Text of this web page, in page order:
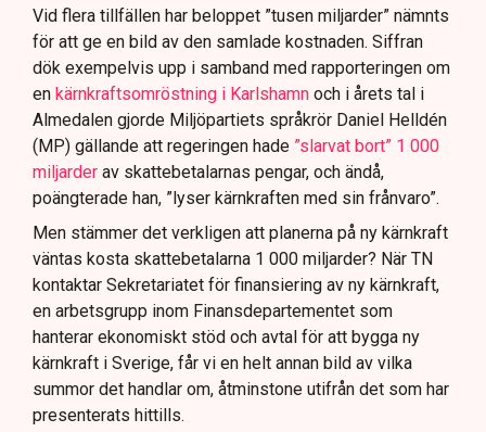
Vid flera tillfällen har beloppet ”tusen miljarder” nämnts
för att ge en bild av den samlade kostnaden. Siffran
dök exempelvis upp i samband med rapporteringen om
en kärnkraftsomröstning i Karlshamn och i årets tal i
Almedalen gjorde Miljöpartiets språkrör Daniel Helldén
(MP) gällande att regeringen hade ”slarvat bort” 1 000
miljarder av skattebetalarnas pengar, och ändå,
poängterade han, ”lyser kärnkraften med sin frånvaro”.
Men stämmer det verkligen att planerna på ny kärnkraft
väntas kosta skattebetalarna 1 000 miljarder? När TN
kontaktar Sekretariatet för finansiering av ny kärnkraft,
en arbetsgrupp inom Finansdepartementet som
hanterar ekonomiskt stöd och avtal för att bygga ny
kärnkraft i Sverige, får vi en helt annan bild av vilka
summor det handlar om, åtminstone utifrån det som har
presenterats hittills.